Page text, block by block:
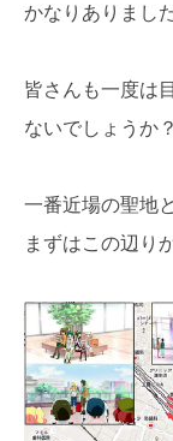
かなりありまし
皆さんも一度は
ないでしょうか？
一番近場の聖地
まずはこの辺り